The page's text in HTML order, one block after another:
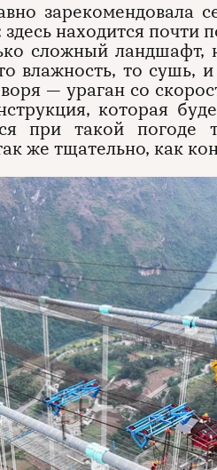
зарекомендовала
здесь находится
сложный ландшафт,
влажность, то сушь,
— ураган со
которая
при такой погоде
же тщательно, как